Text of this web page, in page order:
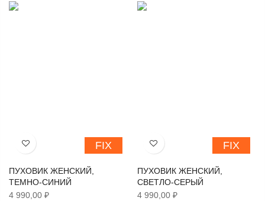
FIX
Хочу!
ПУХОВИК ЖЕНСКИЙ,
ТЕМНО-СИНИЙ
4 990,00 ₽
FIX
Хочу!
ПУХОВИК ЖЕНСКИЙ,
СВЕТЛО-СЕРЫЙ
4 990,00 ₽